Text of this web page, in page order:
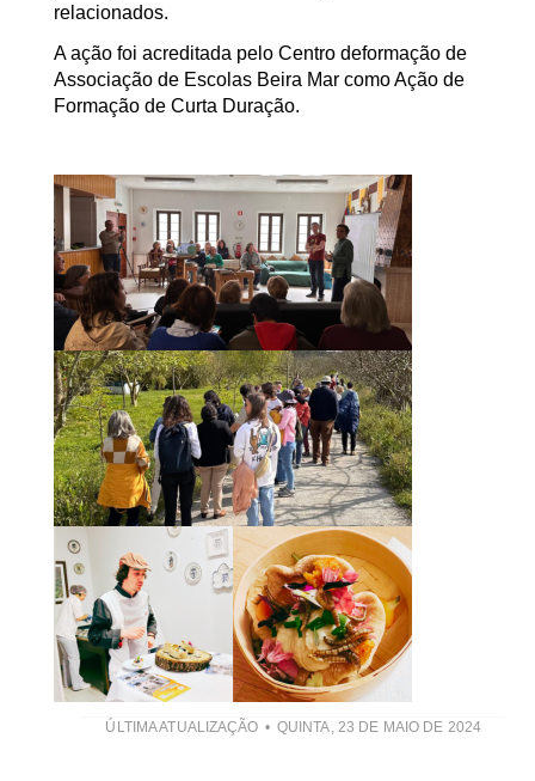
relacionados.
A ação foi acreditada pelo Centro deformação de
Associação de Escolas Beira Mar como Ação de
Formação de Curta Duração.
ÚLTIMA ATUALIZAÇÃO QUINTA, 23 DE MAIO DE 2024